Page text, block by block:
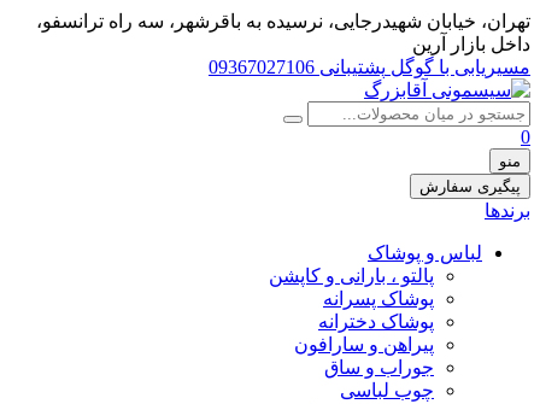
تهران، خيابان شهيدرجايى، نرسیده به باقرشهر، سه راه ترانسفو،
داخل بازار آرین
مسیریابی با گوگل پشتیبانی 09367027106
0
منو
پیگیری سفارش
برندها
لباس و پوشاک
پالتو ، بارانی و کاپشن
پوشاک پسرانه
پوشاک دخترانه
پیراهن و سارافون
جوراب و ساق
چوب لباسی